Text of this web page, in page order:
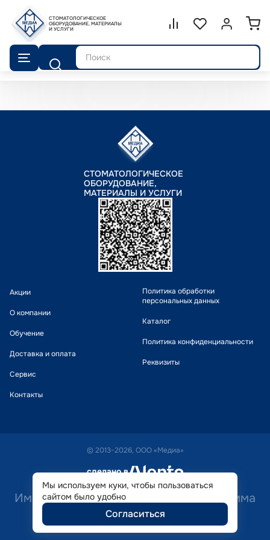
СТОМАТОЛОГИЧЕСКОЕ
ОБОРУДОВАНИЕ, МАТЕРИАЛЫ
И УСЛУГИ
Сравнение.
СписокВойти или
Поиск
СТОМАТОЛОГИЧЕСКОЕ
ОБОРУДОВАНИЕ,
МАТЕРИАЛЫ И УСЛУГИ
Акции
О компании
Обучение
Доставка и оплата
Сервис
Контакты
Политика обработки
персональных данных
Каталог
Политика конфиденциальности
Реквизиты
© 2013-2026, ООО «Медиа»
сделано в alente
Имеются противопоказания. Необходима
консультация специалиста.
Мы используем куки, чтобы пользоваться
сайтом было удобно
Согласиться